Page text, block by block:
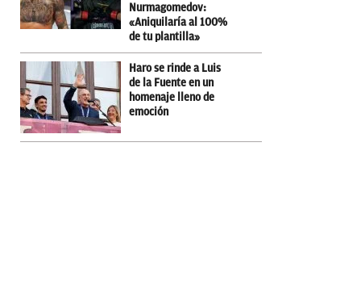
Nurmagomedov:
«Aniquilaría al 100%
de tu plantilla»
Haro se rinde a Luis
de la Fuente en un
homenaje lleno de
emoción